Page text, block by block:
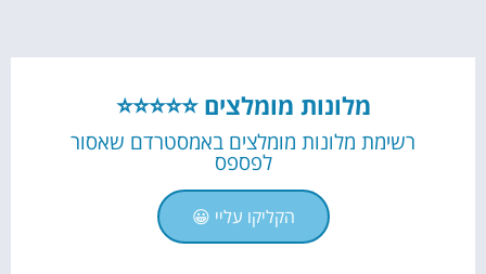
מלונות מומלצים ⭐⭐⭐⭐⭐
רשימת מלונות מומלצים באמסטרדם שאסור
לפספס
הקליקו עליי 😀